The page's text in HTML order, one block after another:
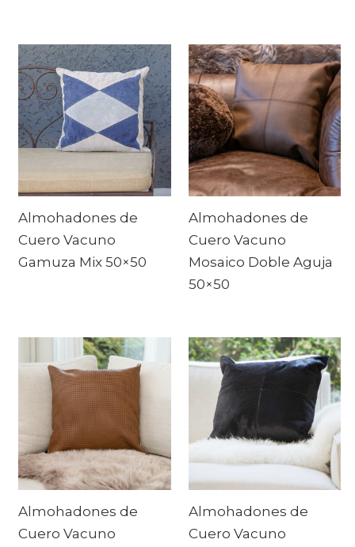
Almohadones de
Cuero Vacuno
Gamuza Mix 50×50
Almohadones de
Cuero Vacuno
Mosaico Doble Aguja
50×50
Almohadones de
Cuero Vacuno
Almohadones de
Cuero Vacuno